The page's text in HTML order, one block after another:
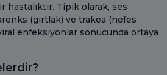
hastalıktır. Tipik olarak, ses
(gırtlak) ve trakea (nefes
enfeksiyonlar sonucunda ortaya